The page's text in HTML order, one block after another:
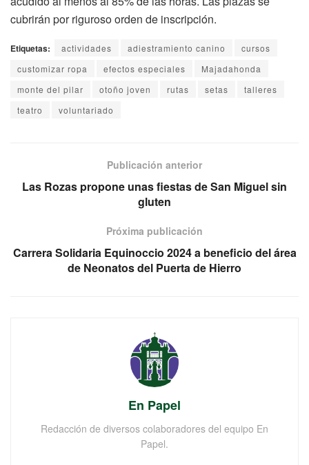
cubrirán por riguroso orden de inscripción.
Etiquetas: actividades adiestramiento canino
cursos
customizar ropa
efectos especiales
Majadahonda
monte del pilar
otoño joven rutas setas
talleres
teatro
voluntariado
Publicación anterior
Las Rozas propone unas fiestas de San Miguel sin
gluten
Próxima publicación
Carrera Solidaria Equinoccio 2024 a beneficio del área
de Neonatos del Puerta de Hierro
En Papel
Redacción de diversos colaboradores del equipo En
Papel.